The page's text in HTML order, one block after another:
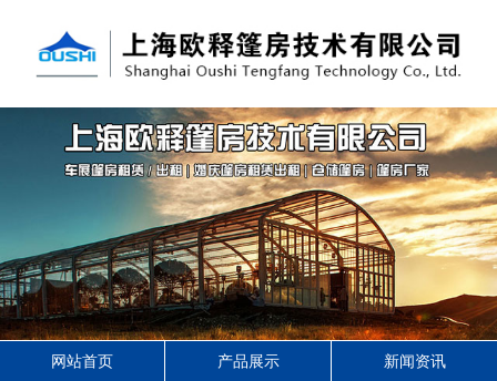
网站首页 产品展示 新闻资讯